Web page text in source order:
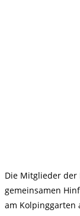
Die Mitglieder
gemeinsamen
am Kolpinggarten